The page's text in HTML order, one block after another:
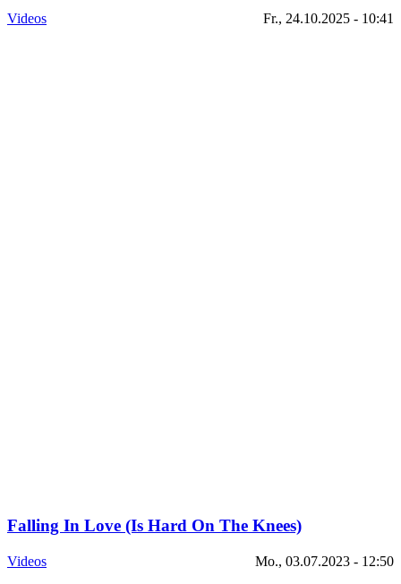
Videos Fr., 24.10.2025 - 10:41
Falling In Love (Is Hard On The Knees)
Videos Mo., 03.07.2023 - 12:50